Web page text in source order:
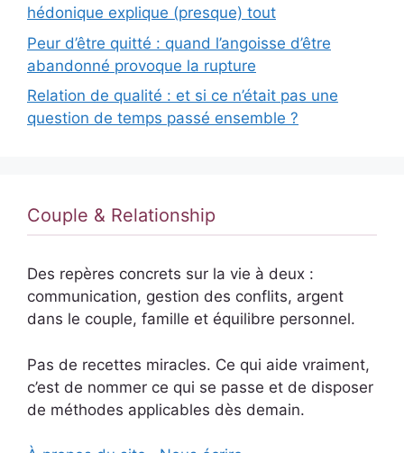
hédonique explique (presque) tout
Peur d’être quitté : quand l’angoisse d’être
abandonné provoque la rupture
Relation de qualité : et si ce n’était pas une
question de temps passé ensemble ?
Couple & Relationship
Des repères concrets sur la vie à deux :
communication, gestion des conflits, argent
dans le couple, famille et équilibre personnel.
Pas de recettes miracles. Ce qui aide vraiment,
c’est de nommer ce qui se passe et de disposer
de méthodes applicables dès demain.